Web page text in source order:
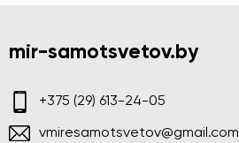
mir-samotsvetov.by
+375 (29) 613-24-05
vmiresamotsvetov@gmail.com